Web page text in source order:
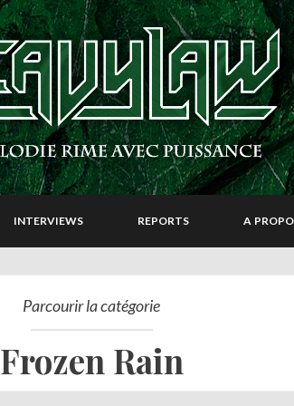
INTERVIEWS REPORTS A
Parcourir la catégorie
Frozen Rain